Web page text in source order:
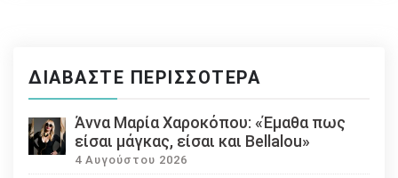
ΔΙΑΒΆΣΤΕ ΠΕΡΙΣΣΌΤΕΡΑ
Άννα Μαρία Χαροκόπου: «Έμαθα πως
είσαι μάγκας, είσαι και Bellalou»
4 Αυγούστου 2026